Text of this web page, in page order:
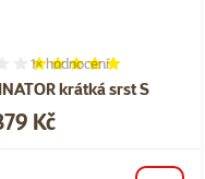
krátká srst S
Hodnocení 100%, počet
1×hodnocení
Kč